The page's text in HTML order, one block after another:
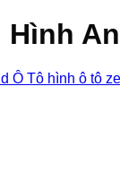
Hình